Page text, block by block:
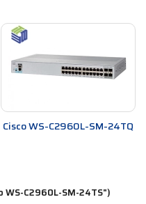
Cisco WS-C2960L-SM-24TQ
WS-C2960L-SM-24TS")